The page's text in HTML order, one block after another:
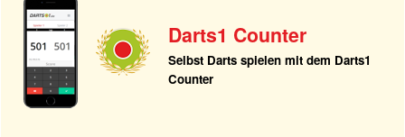
Darts1 Counter
Selbst Darts spielen mit dem Darts1
Counter